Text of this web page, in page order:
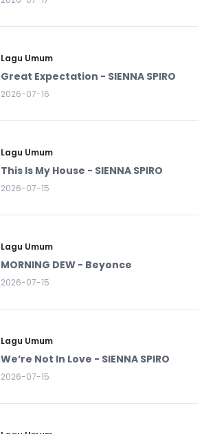
Lagu Umum
Great Expectation - SIENNA SPIRO
2026-07-16
Lagu Umum
This Is My House - SIENNA SPIRO
2026-07-15
Lagu Umum
MORNING DEW - Beyonce
2026-07-15
Lagu Umum
We’re Not In Love - SIENNA SPIRO
2026-07-15